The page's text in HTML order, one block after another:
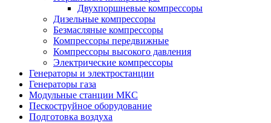
Двухпоршневые компрессоры
Дизельные компрессоры
Безмасляные компрессоры
Компрессоры передвижные
Компрессоры высокого давления
Электрические компрессоры
Генераторы и электростанции
Генераторы газа
Модульные станции МКС
Пескоструйное оборудование
Подготовка воздуха